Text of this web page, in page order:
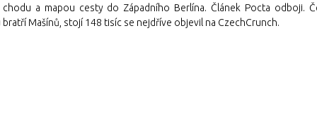
a mapou cesty do Západního Berlína. Článek Pocta odboji.
Mašínů, stojí 148 tisíc se nejdříve objevil na CzechCrunch.